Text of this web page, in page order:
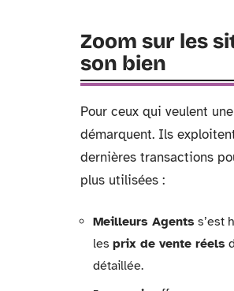
Zoom sur les
son bien
Pour ceux qui veulent une
démarquent. Ils
dernières transactions
plus utilisées :
Meilleurs Agents s’est
les prix de vente réels
détaillée.